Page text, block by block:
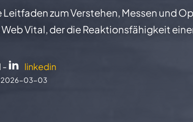
zum Verstehen, Messen und
Vital, der die Reaktionsfähigkeit
- linkedin
2026-03-03